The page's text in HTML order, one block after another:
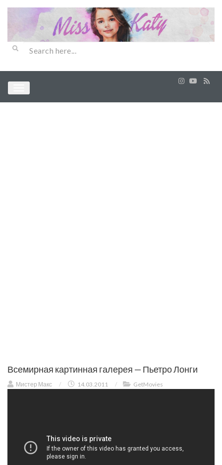
Всемирная картинная галерея — Пьетро Лонги
Мистер Макс / 14.03.2011 / GetMovies